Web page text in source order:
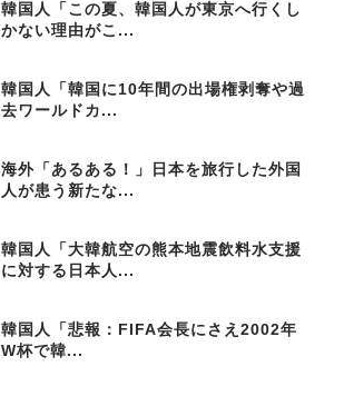
韓国人「この夏、韓国人が東京へ行くし
かない理由がこ...
韓国人「韓国に10年間の出場権剥奪や過
去ワールドカ...
海外「あるある！」日本を旅行した外国
人が患う新たな...
韓国人「大韓航空の熊本地震飲料水支援
に対する日本人...
韓国人「悲報：FIFA会長にさえ2002年
W杯で韓...